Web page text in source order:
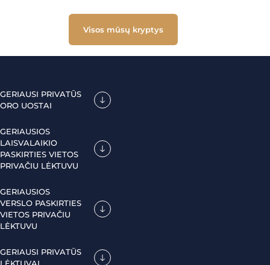
Visos mūsų kryptys
GERIAUSI PRIVATŪS
ORO UOSTAI
GERIAUSIOS
LAISVALAIKIO
PASKIRTIES VIETOS
PRIVAČIU LĖKTUVU
GERIAUSIOS
VERSLO PASKIRTIES
VIETOS PRIVAČIU
LĖKTUVU
GERIAUSI PRIVATŪS